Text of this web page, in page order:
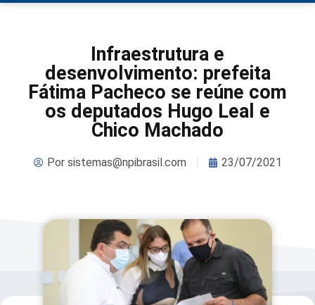
Infraestrutura e
desenvolvimento: prefeita
Fátima Pacheco se reúne com
os deputados Hugo Leal e
Chico Machado
Porsistemas@npibrasil.com 23/07/2021